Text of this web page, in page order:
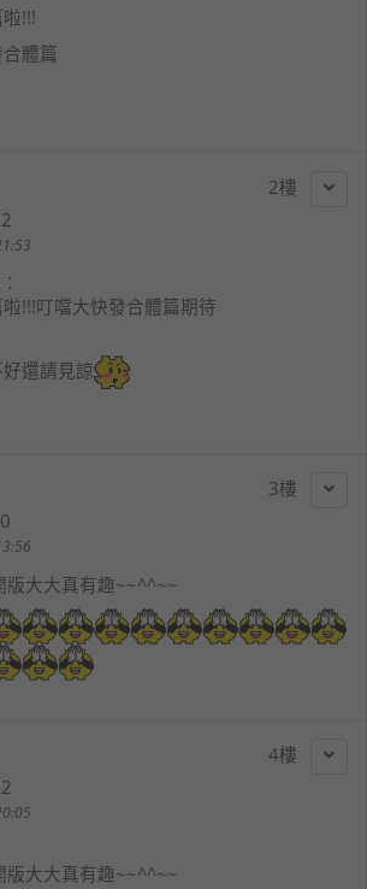
!!!
體篇
2
!!!叮噹大快發合體篇期待
還請見諒
3
版大大真有趣~~^^~~
4
版大大真有趣~~^^~~